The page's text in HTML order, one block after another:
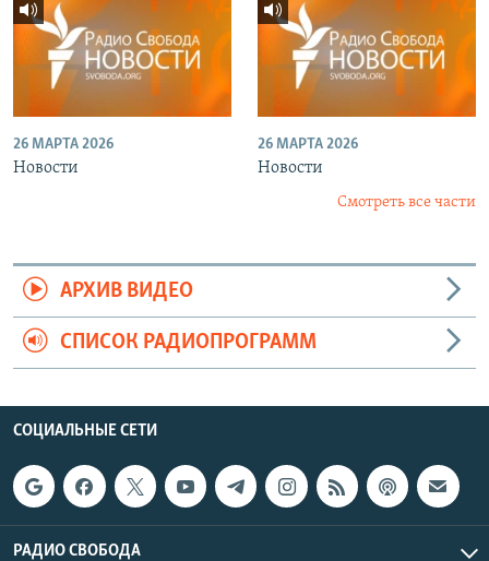
26 МАРТА 2026
Новости
26 МАРТА 2026
Новости
Смотреть все части
АРХИВ ВИДЕО
СПИСОК РАДИОПРОГРАММ
СОЦИАЛЬНЫЕ СЕТИ
РАДИО СВОБОДА